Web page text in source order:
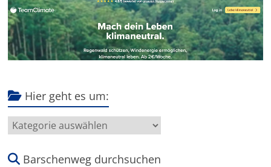
Hier geht es um:
Hier
geht
um:Barschenweg durchsuchen